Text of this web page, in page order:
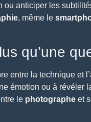
anticiper les
, même le
qu’une
entre la technique et
émotion ou à révéler
le photographe et